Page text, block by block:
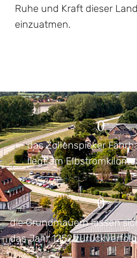
Ruhe und Kraft dieser
einzuatmen.
das Zollenspieker
liegt am
0
die Grundmauern lassen
das Jahr 1252
0